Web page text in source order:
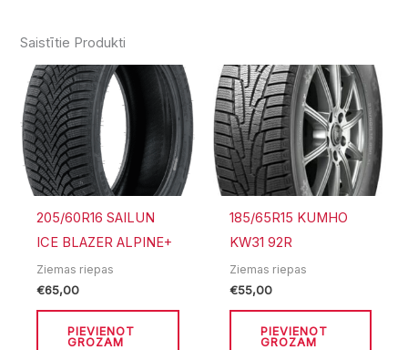
Saistītie Produkti
205/60R16 SAILUN
ICE BLAZER ALPINE+
Ziemas riepas
€65,00
PIEVIENOT
GROZAM
185/65R15 KUMHO
KW31 92R
Ziemas riepas
€55,00
PIEVIENOT
GROZAM